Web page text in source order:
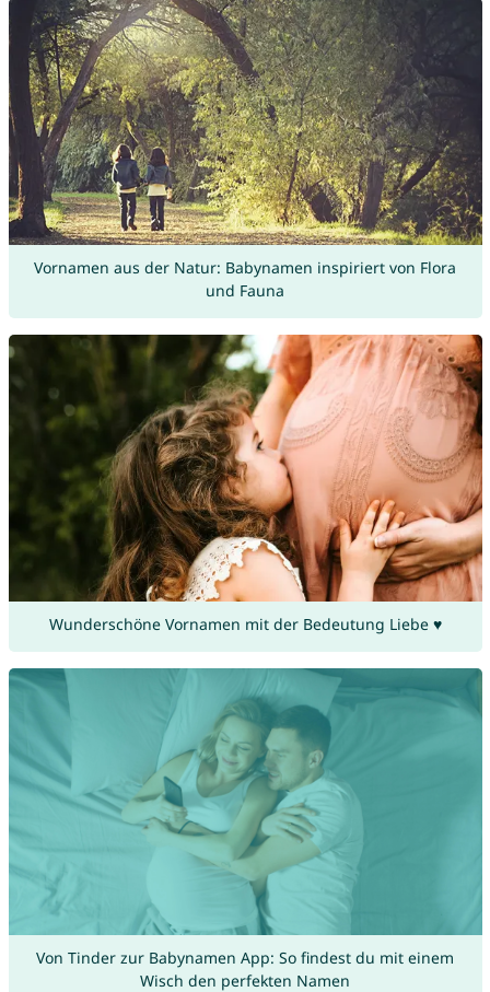
Vornamen aus der Natur: Babynamen inspiriert von Flora
und Fauna
Wunderschöne Vornamen mit der Bedeutung Liebe ♥
Von Tinder zur Babynamen App: So findest du mit einem
Wisch den perfekten Namen